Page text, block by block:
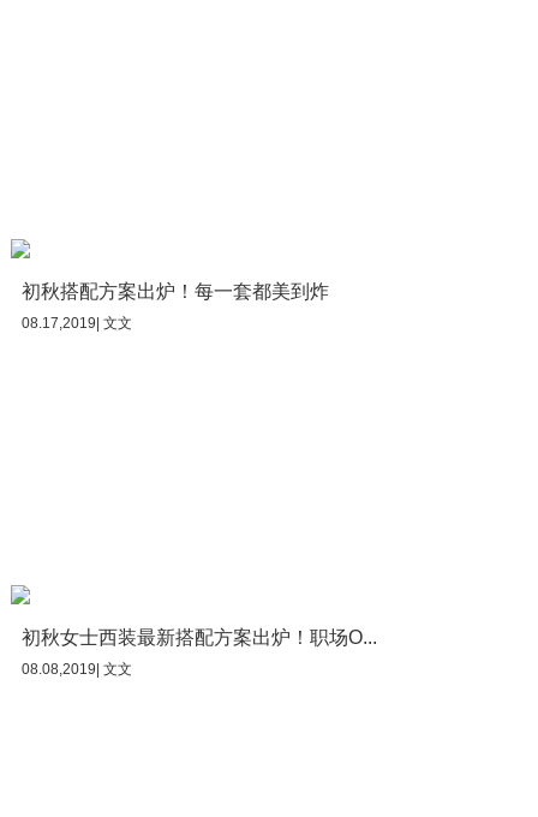
初秋搭配方案出炉！每一套都美到炸
08.17,2019| 文文
初秋女士西装最新搭配方案出炉！职场O...
08.08,2019| 文文